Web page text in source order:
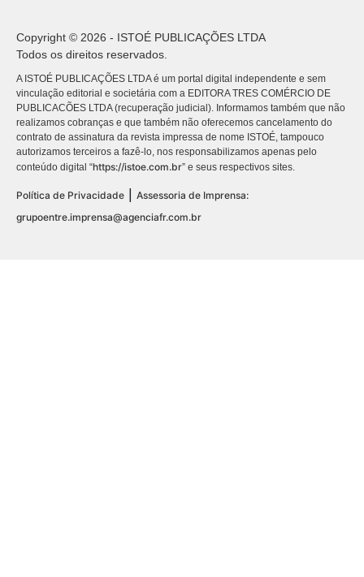
Copyright © 2026 - ISTOÉ PUBLICAÇÕES LTDA
Todos os direitos reservados.
A ISTOÉ PUBLICAÇÕES LTDA é um portal digital independente e sem
vinculação editorial e societária com a EDITORA TRES COMÉRCIO DE
PUBLICACÕES LTDA (recuperação judicial). Informamos também que não
realizamos cobranças e que também não oferecemos cancelamento do
contrato de assinatura da revista impressa de nome ISTOÉ, tampouco
autorizamos terceiros a fazê-lo, nos responsabilizamos apenas pelo
conteúdo digital “https://istoe.com.br” e seus respectivos sites.
Política de Privacidade
Assessoria de Imprensa:
grupoentre.imprensa@agenciafr.com.br